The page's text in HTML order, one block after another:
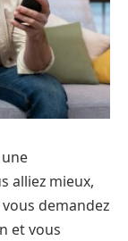
alliez mieux,
demandez
et vous